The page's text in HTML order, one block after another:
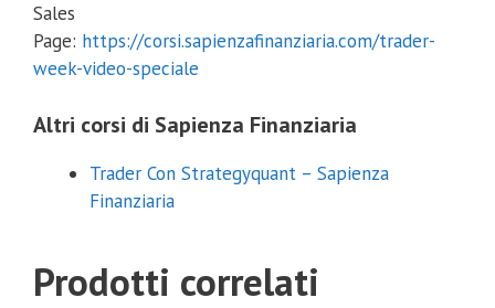
Sales
Page: https://corsi.sapienzafinanziaria.com/trader-
week-video-speciale
Altri corsi di Sapienza Finanziaria
Trader Con Strategyquant – Sapienza
Finanziaria
Prodotti correlati